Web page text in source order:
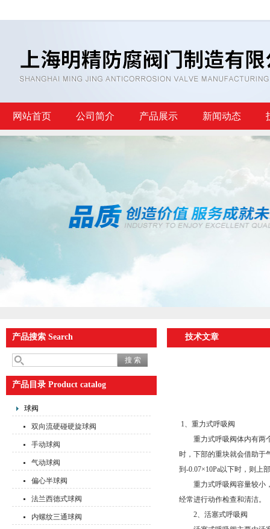
网站首页 公司简介 产品展示 新闻动态
产品搜索 Search
产品目录 Product catalog
球阀
双向流硬碰硬旋球阀
手动球阀
气动球阀
偏心半球阀
法兰西德式球阀
内螺纹三通球阀
技术文章
1、重力式呼吸阀
重力式呼吸阀体内有两个
时，下部的重块就会借助于
到-0.07×10Pa以下时，则上
重力式呼吸阀容量较小，
经常进行动作检查和清洁。
2、活塞式呼吸阀